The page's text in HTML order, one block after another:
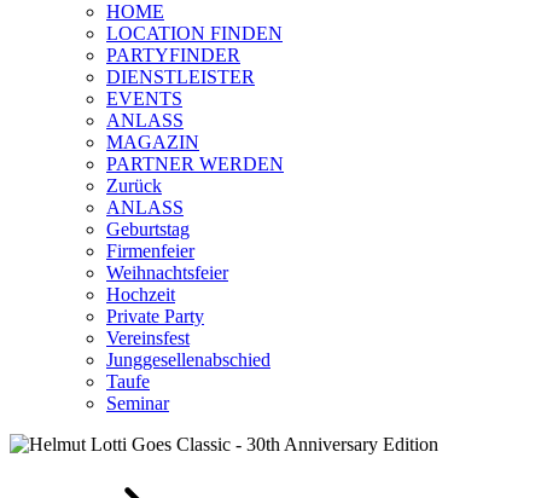
HOME
LOCATION FINDEN
PARTYFINDER
DIENSTLEISTER
EVENTS
ANLASS
MAGAZIN
PARTNER WERDEN
Zurück
ANLASS
Geburtstag
Firmenfeier
Weihnachtsfeier
Hochzeit
Private Party
Vereinsfest
Junggesellenabschied
Taufe
Seminar